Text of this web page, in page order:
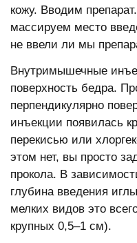
кожу. Вводим
массируем место
не ввели ли мы
Внутримышечные
поверхность бедра.
перпендикулярно
инъекции появилась
перекисью или
этом нет, вы просто
прокола. В
глубина введения
мелких видов это
крупных 0,5–1 см).